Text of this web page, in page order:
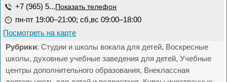
+7 (965) 5... Показать телефон
пн-пт 19:00–21:00; сб,вс 09:00–18:00
Посмотреть на карте
Рубрики: Студии и школы вокала для детей, Воскресные
школы, духовные учебные заведения для детей, Учебные
центры дополнительного образования, Внеклассная